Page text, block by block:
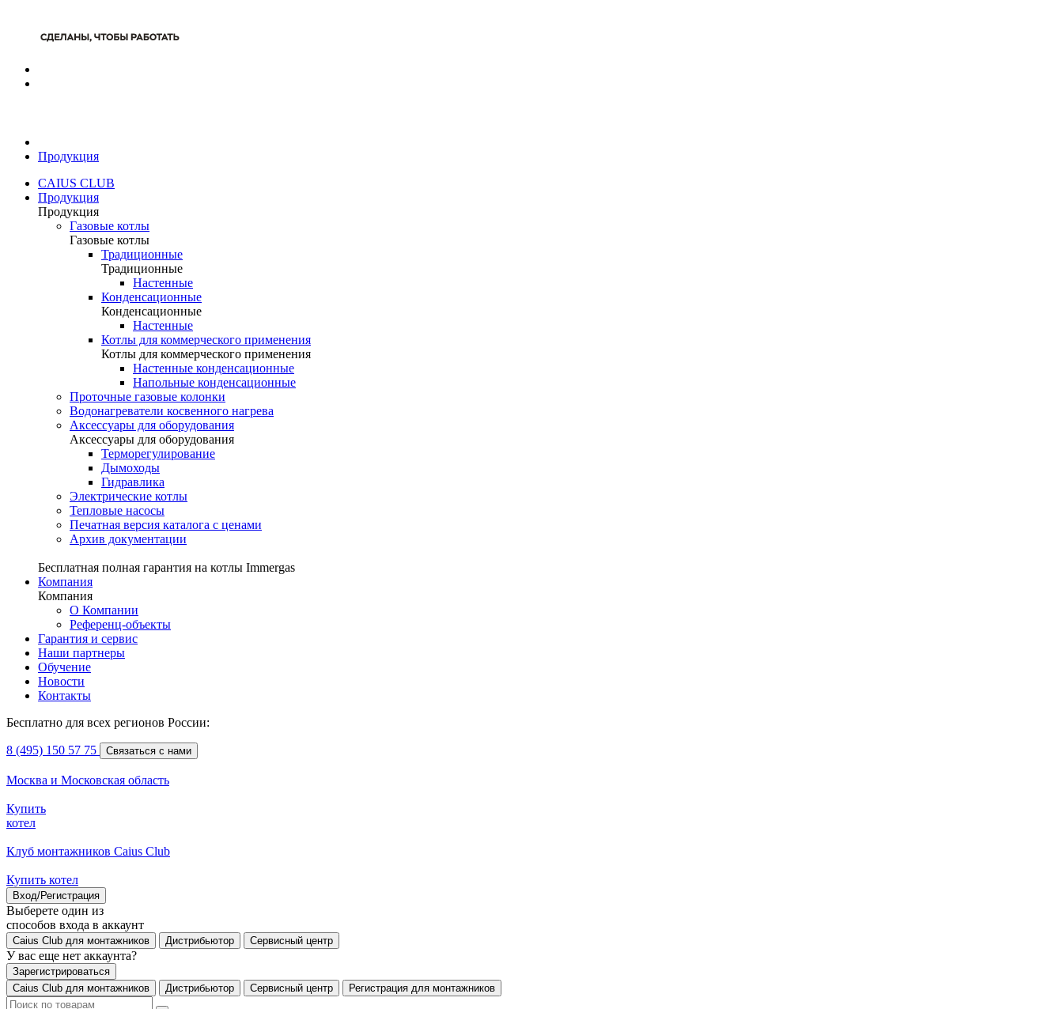
Продукция
CAIUS CLUB
Продукция
Продукция
Газовые котлы
Газовые котлы
Традиционные
Традиционные
Настенные
Конденсационные
Конденсационные
Настенные
Котлы для коммерческого применения
Котлы для коммерческого применения
Настенные конденсационные
Напольные конденсационные
Проточные газовые колонки
Водонагреватели косвенного нагрева
Аксессуары для оборудования
Аксессуары для оборудования
Терморегулирование
Дымоходы
Гидравлика
Электрические котлы
Тепловые насосы
Печатная версия каталога с ценами
Архив документации
Бесплатная полная гарантия на котлы Immergas
Компания
Компания
О Компании
Референц-объекты
Гарантия и сервис
Наши партнеры
Обучение
Новости
Контакты
Бесплатно для всех регионов России:
8 (495) 150 57 75 Связаться с нами
Москва и Московская область
Купить
котел
Клуб монтажников Caius Club
Купить котел
Вход/Регистрация
Выберете один из
способов входа в аккаунт
Caius Club для монтажников Дистрибьютор Сервисный центр
У вас еще нет аккаунта?
Зарегистрироваться
Caius Club для монтажников
Дистрибьютор Сервисный центр Регистрация для монтажников